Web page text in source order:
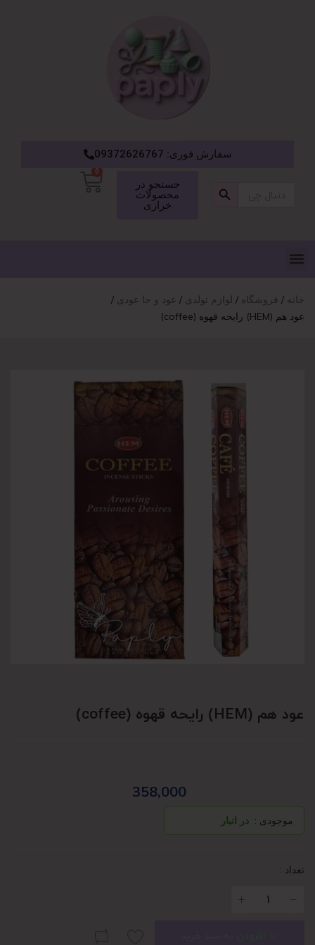
سفارش فوری: 09372626767
برای:
جستجو در
محصولات
خرازی
0
خانه فروشگاه لوازم تولدی
عود و جا عودی
عود هم (HEM) رایحه قهوه (coffee)
عود هم (HEM) رایحه قهوه (coffee)
358,000
موجودی : در انبار
تعداد :